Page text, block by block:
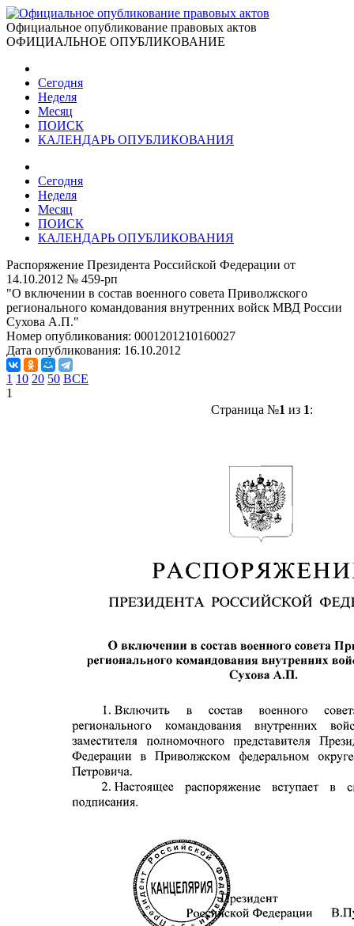
Официальное опубликование правовых актов
ОФИЦИАЛЬНОЕ ОПУБЛИКОВАНИЕ
Сегодня
Неделя
Месяц
ПОИСК
КАЛЕНДАРЬ ОПУБЛИКОВАНИЯ
Сегодня
Неделя
Месяц
ПОИСК
КАЛЕНДАРЬ ОПУБЛИКОВАНИЯ
Распоряжение Президента Российской Федерации от
14.10.2012 № 459-рп
"О включении в состав военного совета Приволжского
регионального командования внутренних войск МВД России
Сухова А.П."
Номер опубликования: 0001201210160027
Дата опубликования: 16.10.2012
1 10 20 50 ВСЕ
1
Страница №1 из 1: